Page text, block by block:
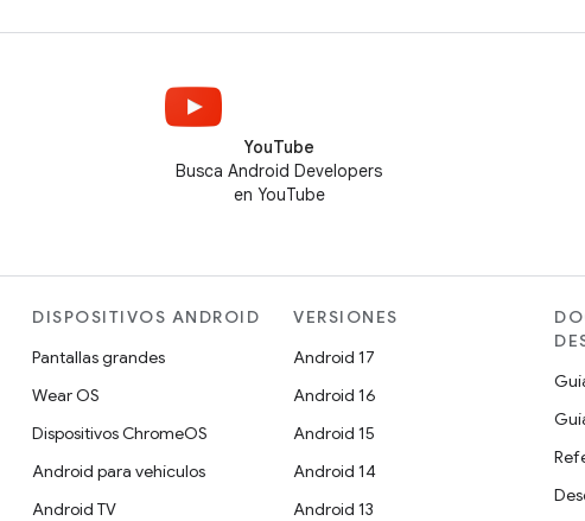
YouTube
Busca Android Developers
en YouTube
DISPOSITIVOS ANDROID
Pantallas grandes
Wear OS
Dispositivos ChromeOS
Android para vehículos
Android TV
VERSIONES
Android 17
Android 16
Android 15
Android 14
Android 13